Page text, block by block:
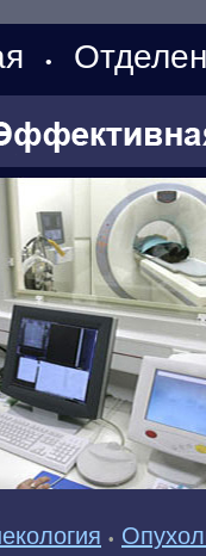
•
•